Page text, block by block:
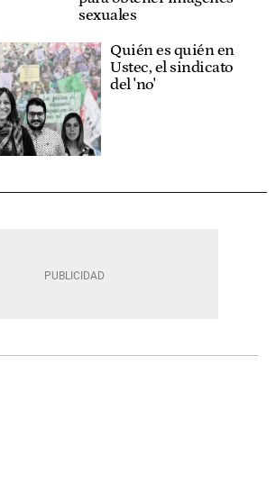
sexuales
Quién es quién en
Ustec, el sindicato
del 'no'